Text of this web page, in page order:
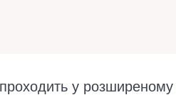
у розширеному